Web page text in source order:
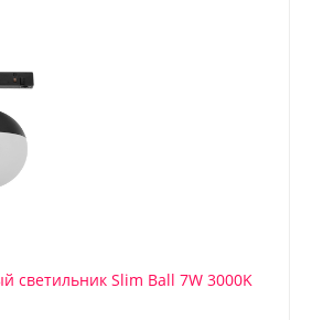
светильник Slim Ball 7W 3000K